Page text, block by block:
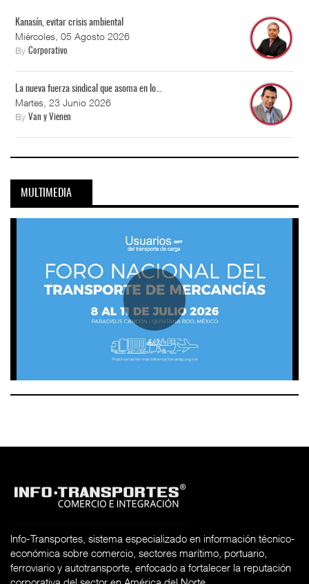
Kanasín, evitar crisis ambiental
Miércoles, 05 Agosto 2026
By Corporativo
La nueva fuerza sindical que asoma en lo...
Martes, 23 Junio 2026
By Van y Vienen
MULTIMEDIA
Info-Transportes, sistema especializado en información técnico-
económica sobre comercio, sectores marítimo, portuario,
ferroviario y autotransporte, enfocado a fortalecer la reputación